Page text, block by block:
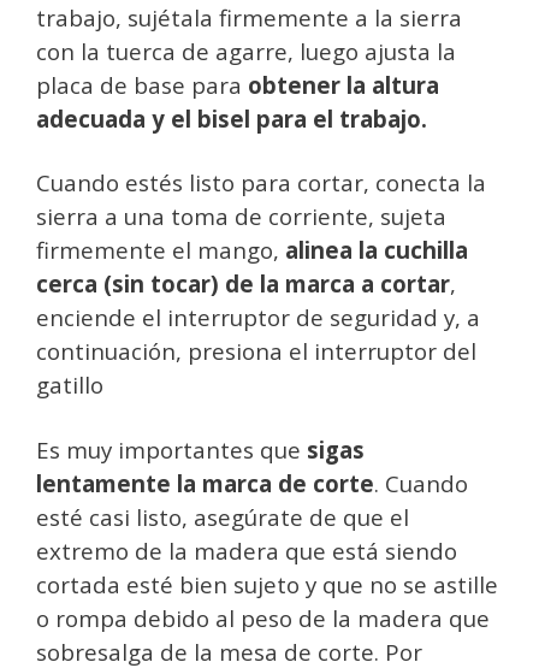
trabajo, sujétala firmemente a la sierra
con la tuerca de agarre, luego ajusta la
placa de base para obtener la altura
adecuada y el bisel para el trabajo.
Cuando estés listo para cortar, conecta la
sierra a una toma de corriente, sujeta
firmemente el mango, alinea la cuchilla
cerca (sin tocar) de la marca a cortar,
enciende el interruptor de seguridad y, a
continuación, presiona el interruptor del
gatillo
Es muy importantes que sigas
lentamente la marca de corte. Cuando
esté casi listo, asegúrate de que el
extremo de la madera que está siendo
cortada esté bien sujeto y que no se astille
o rompa debido al peso de la madera que
sobresalga de la mesa de corte. Por